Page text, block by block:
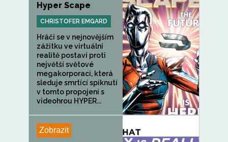
Hyper Scape
CHRISTOFER EMGARD
Hráči se v nejnovějším
zážitku ve virtuální
realitě postaví proti
největší světové
megakorporaci, která
sleduje smrtící spiknutí
v tomto propojení s
videohrou HYPER...
Zobrazit